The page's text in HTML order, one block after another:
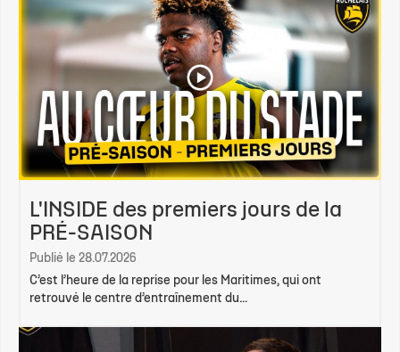
L'INSIDE des premiers jours de la
PRÉ-SAISON
Publié le 28.07.2026
C’est l’heure de la reprise pour les Maritimes, qui ont
retrouvé le centre d’entraînement du...